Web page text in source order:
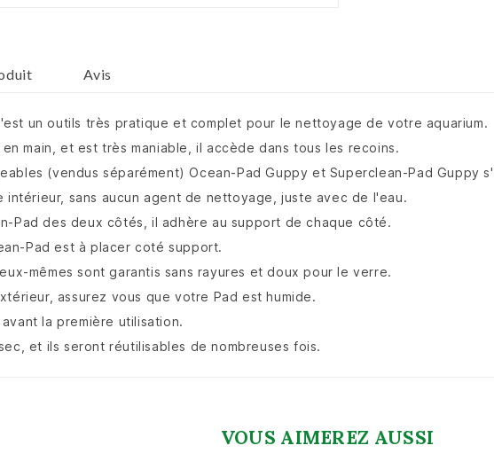
Avis
un outils très pratique et complet pour le nettoyage de votre aquarium.
main, et est très maniable, il accède dans tous les recoins.
(vendus séparément) Ocean-Pad Guppy et Superclean-Pad
intérieur, sans aucun agent de nettoyage, juste avec de l'eau.
Pad des deux côtés, il adhère au support de chaque côté.
Pad est à placer coté support.
mêmes sont garantis sans rayures et doux pour le verre.
assurez vous que votre Pad est humide.
la première utilisation.
et ils seront réutilisables de nombreuses fois.
VOUS AIMEREZ AUSSI